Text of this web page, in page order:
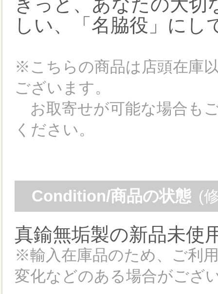
しい、「名脇役」にし
※こちらの商品は店頭在庫
ございます。
お取寄せが可能な場合も
ください。
Condition/商品の状態 (
真鍮無垢製の新品未使
※輸入在庫品のため、ご利
変化などのある場合がござ